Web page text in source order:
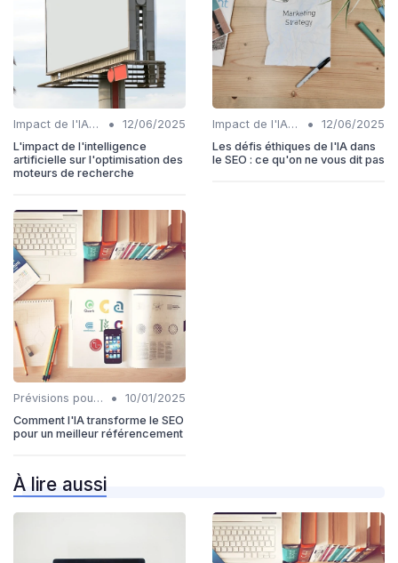
Impact de l'IA sur les rôles SEO •
12/06/2025
L'impact de l'intelligence
artificielle sur l'optimisation des
moteurs de recherche
Impact de l'IA sur les rôles SEO •
12/06/2025
Les défis éthiques de l'IA dans
le SEO : ce qu'on ne vous dit pas
Prévisions pour l'intégration IA et SEO •
10/01/2025
Comment l'IA transforme le SEO
pour un meilleur référencement
À lire aussi